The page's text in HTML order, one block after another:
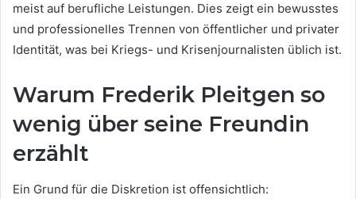
meist auf berufliche Leistungen. Dies zeigt ein bewusstes
und professionelles Trennen von öffentlicher und privater
Identität, was bei Kriegs- und Krisenjournalisten üblich ist.
Warum Frederik Pleitgen so
wenig über seine Freundin
erzählt
Ein Grund für die Diskretion ist offensichtlich: